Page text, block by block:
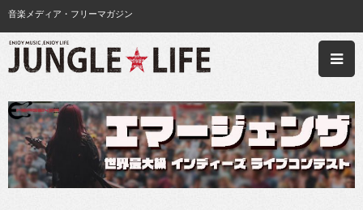
音楽メディア・フリーマガジン